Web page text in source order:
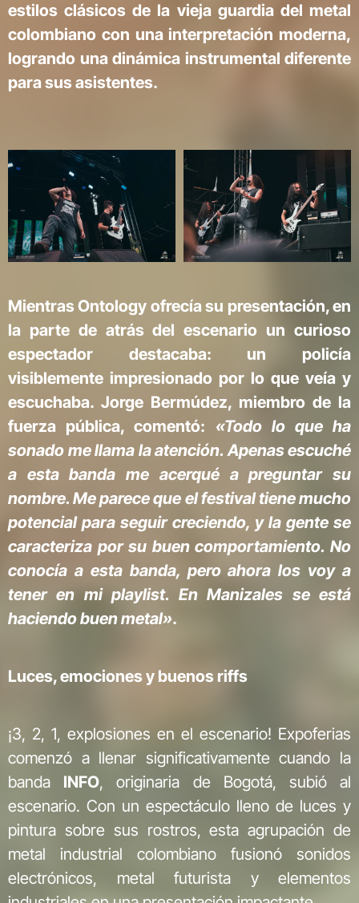
estilos clásicos de la vieja guardia del metal
colombiano con una interpretación moderna,
logrando una dinámica instrumental diferente
para sus asistentes.
Mientras Ontology ofrecía su presentación, en
la parte de atrás del escenario un curioso
espectador destacaba: un policía
visiblemente impresionado por lo que veía y
escuchaba. Jorge Bermúdez, miembro de la
fuerza pública, comentó: «Todo lo que ha
sonado me llama la atención. Apenas escuché
a esta banda me acerqué a preguntar su
nombre. Me parece que el festival tiene mucho
potencial para seguir creciendo, y la gente se
caracteriza por su buen comportamiento. No
conocía a esta banda, pero ahora los voy a
tener en mi playlist. En Manizales se está
haciendo buen metal».
Luces, emociones y buenos riffs
¡3, 2, 1, explosiones en el escenario! Expoferias
comenzó a llenar significativamente cuando la
banda INFO, originaria de Bogotá, subió al
escenario. Con un espectáculo lleno de luces y
pintura sobre sus rostros, esta agrupación de
metal industrial colombiano fusionó sonidos
electrónicos, metal futurista y elementos